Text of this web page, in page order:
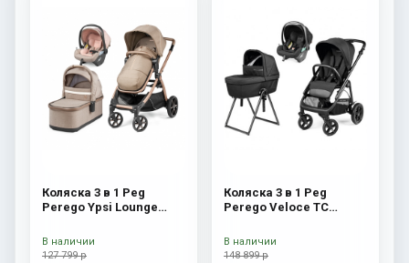
Коляска 3 в 1 Peg
Perego Ypsi Lounge
127 799 р
В наличии
Коляска 3 в 1 Peg
Perego Veloce TC
Black New
148 899 р
В наличии